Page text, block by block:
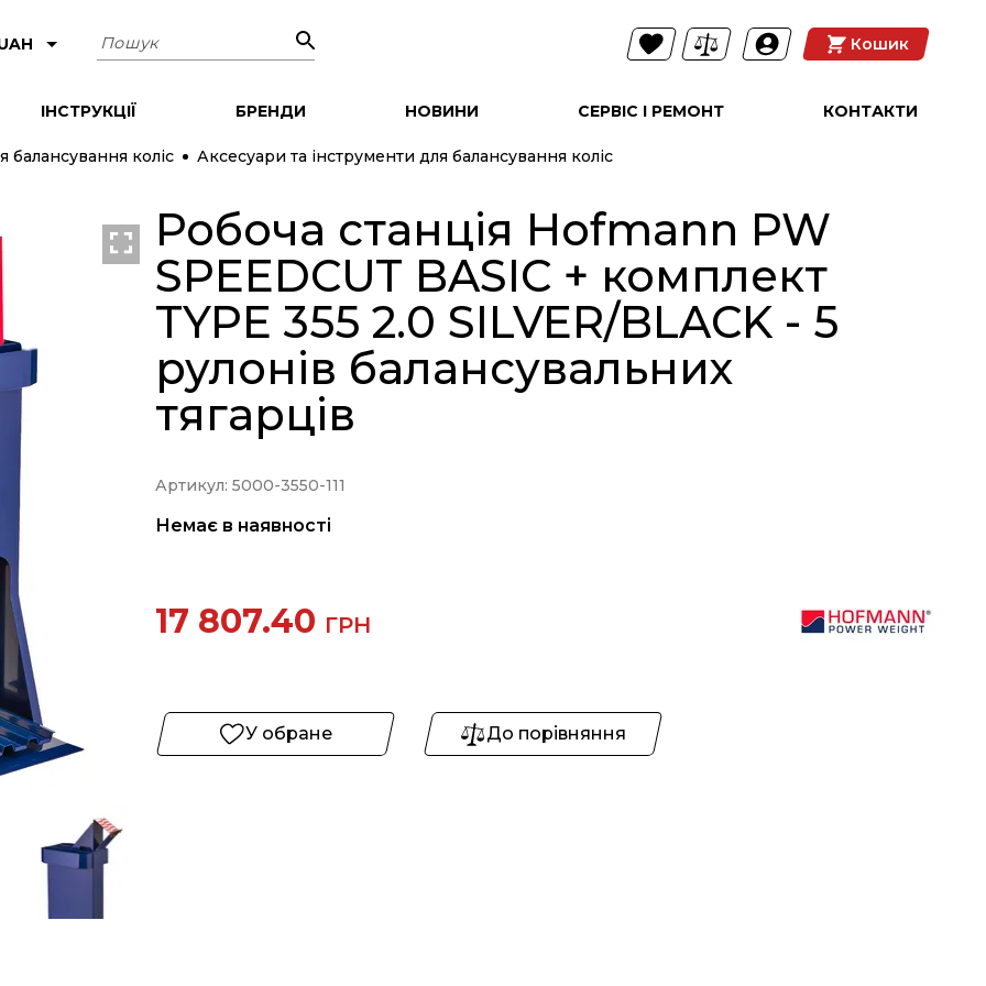
Пошук Кошик
ІНСТРУКЦІЇ БРЕНДИ НОВИНИ СЕРВІС І РЕМОНТ КОНТАКТИ
балансування коліс Аксесуари та інструменти для балансування коліс
Робоча станція Hofmann PW
SPEEDCUT BASIC + комплект
TYPE 355 2.0 SILVER/BLACK - 5
рулонів балансувальних
тягарців
Артикул: 5000-3550-111
Немає в наявності
17 807.40 ГРН
У обране До порівняння